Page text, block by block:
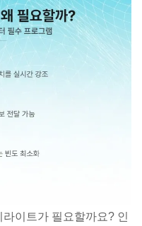
이트가 필요할까요? 인